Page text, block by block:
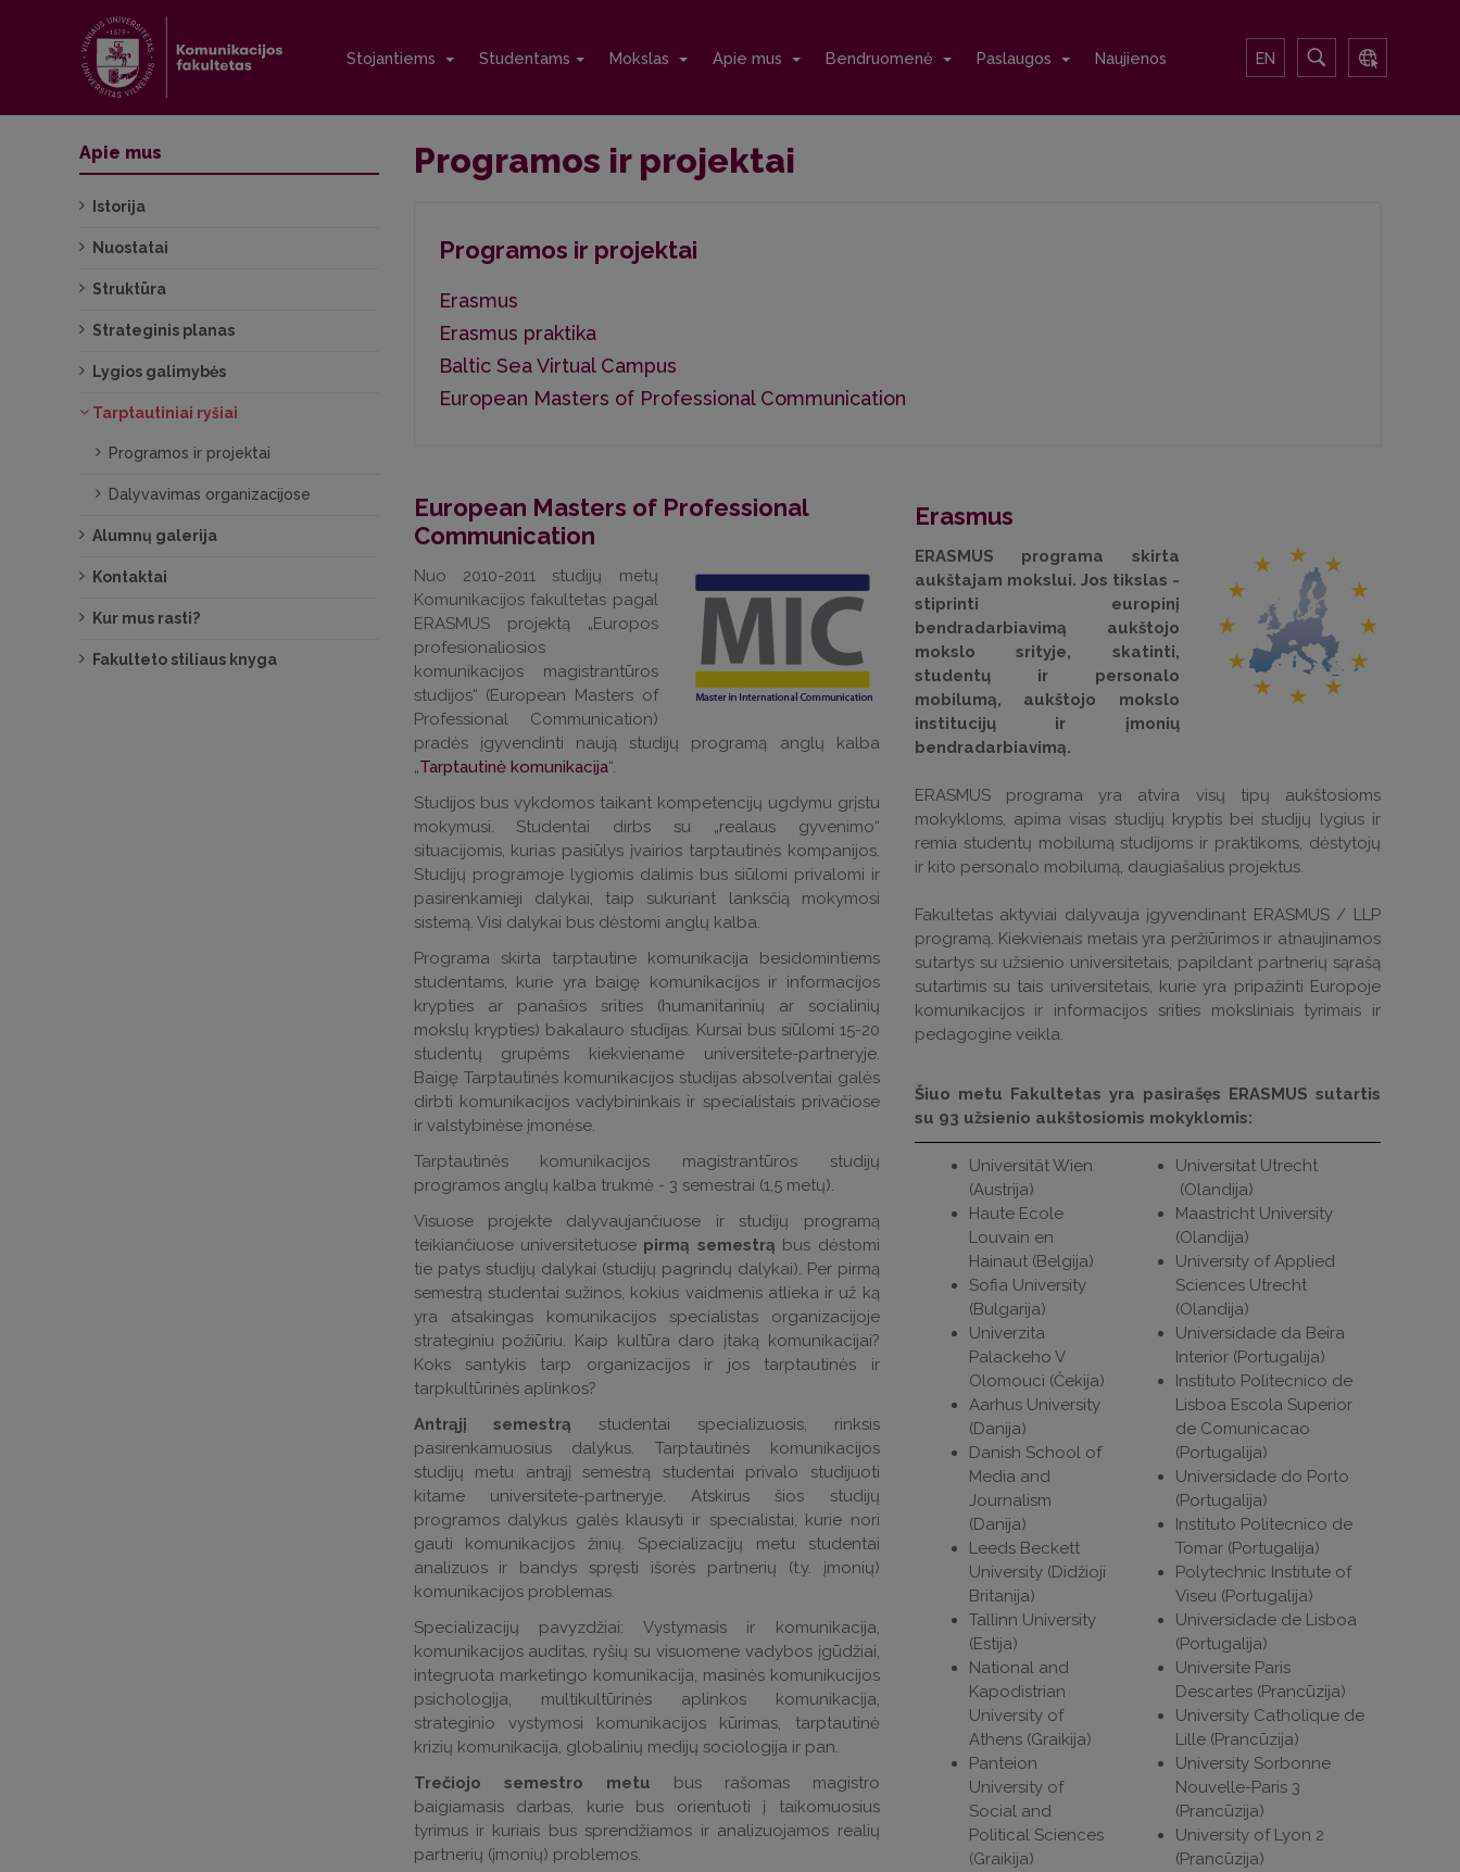
Stojantiems Studentams Mokslas Apie mus Bendruomenė Paslaugos Naujienos EN
Programos ir projektai
Programos ir projektai
Erasmus
Erasmus praktika
Baltic Sea Virtual Campus
European Masters of Professional Communication
European Masters of Professional
Communication
Nuo 2010-2011 studijų metų
Komunikacijos fakultetas pagal
ERASMUS projektą „Europos
profesionaliosios
komunikacijos magistrantūros
studijos“ (European Masters of
Professional Communication)
pradės įgyvendinti naują studijų programą anglų kalba
„Tarptautinė komunikacija“.
Studijos bus vykdomos taikant kompetencijų ugdymu grįstu
mokymusi. Studentai dirbs su „realaus gyvenimo“
situacijomis, kurias pasiūlys įvairios tarptautinės kompanijos.
Studijų programoje lygiomis dalimis bus siūlomi privalomi ir
pasirenkamieji dalykai, taip sukuriant lanksčią mokymosi
sistemą. Visi dalykai bus dėstomi anglų kalba.
Programa skirta tarptautine komunikacija besidomintiems
studentams, kurie yra baigę komunikacijos ir informacijos
krypties ar panašios srities (humanitarinių ar socialinių
mokslų krypties) bakalauro studijas. Kursai bus siūlomi 15-20
studentų grupėms kiekviename universitete-partneryje.
Baigę Tarptautinės komunikacijos studijas absolventai galės
dirbti komunikacijos vadybininkais ir specialistais privačiose
ir valstybinėse įmonėse.
Tarptautinės komunikacijos magistrantūros studijų
programos anglų kalba trukmė - 3 semestrai (1,5 metų).
Visuose projekte dalyvaujančiuose ir studijų programą
teikiančiuose universitetuose pirmą semestrą bus dėstomi
tie patys studijų dalykai (studijų pagrindų dalykai). Per pirmą
semestrą studentai sužinos, kokius vaidmenis atlieka ir už ką
yra atsakingas komunikacijos specialistas organizacijoje
strateginiu požiūriu. Kaip kultūra daro įtaką komunikacijai?
Koks santykis tarp organizacijos ir jos tarptautinės ir
tarpkultūrinės aplinkos?
Antrąjį semestrąstudentai specializuosis, rinksis
pasirenkamuosius dalykus. Tarptautinės komunikacijos
studijų metu antrąjį semestrą studentai privalo studijuoti
kitame universitete-partneryje. Atskirus šios studijų
programos dalykus galės klausyti ir specialistai, kurie nori
gauti komunikacijos žinių. Specializacijų metu studentai
analizuos ir bandys spręsti išorės partnerių (t.y. įmonių)
komunikacijos problemas.
Specializacijų pavyzdžiai: Vystymasis ir komunikacija,
komunikacijos auditas, ryšių su visuomene vadybos įgūdžiai,
integruota marketingo komunikacija, masinės komunikucijos
psichologija, multikultūrinės aplinkos komunikacija,
strateginio vystymosi komunikacijos kūrimas, tarptautinė
krizių komunikacija, globalinių medijų sociologija ir pan.
Trečiojo semestro metu bus rašomas magistro
baigiamasis darbas, kurie bus orientuoti į taikomuosius
tyrimus ir kuriais bus sprendžiamos ir analizuojamos realių
partnerių (įmonių) problemos.
Erasmus
ERASMUS programa skirta
aukštajam mokslui. Jos tikslas -
stiprinti europinį
bendradarbiavimą aukštojo
mokslo srityje, skatinti,
studentų ir personalo
mobilumą, aukštojo mokslo
institucijų ir įmonių
bendradarbiavimą.
ERASMUS programa yra atvira visų tipų aukštosioms
mokykloms, apima visas studijų kryptis bei studijų lygius ir
remia studentų mobilumą studijoms ir praktikoms, dėstytojų
ir kito personalo mobilumą, daugiašalius projektus.
Fakultetas aktyviai dalyvauja įgyvendinant ERASMUS / LLP
programą. Kiekvienais metais yra peržiūrimos ir atnaujinamos
sutartys su užsienio universitetais, papildant partnerių sąrašą
sutartimis su tais universitetais, kurie yra pripažinti Europoje
komunikacijos ir informacijos srities moksliniais tyrimais ir
pedagogine veikla.
Šiuo metu Fakultetas yra pasirašęs ERASMUS sutartis
su 93 užsienio aukštosiomis mokyklomis:
Universität Wien
(Austrija)
Haute Ecole
Louvain en
Hainaut (Belgija)
Sofia University
(Bulgarija)
Univerzita
Palackeho V
Olomouci (Čekija)
Aarhus University
(Danija)
Danish School of
Media and
Journalism
(Danija)
Leeds Beckett
University (Didžioji
Britanija)
Tallinn University
(Estija)
National and
Kapodistrian
University of
Athens (Graikija)
Panteion
University of
Social and
Political Sciences
(Graikija)
Universitat Utrecht
(Olandija)
Maastricht University
(Olandija)
University of Applied
Sciences Utrecht
(Olandija)
Universidade da Beira
Interior (Portugalija)
Instituto Politecnico de
Lisboa Escola Superior
de Comunicacao
(Portugalija)
Universidade do Porto
(Portugalija)
Instituto Politecnico de
Tomar (Portugalija)
Polytechnic Institute of
Viseu (Portugalija)
Universidade de Lisboa
(Portugalija)
Universite Paris
Descartes (Prancūzija)
University Catholique de
Lille (Prancūzija)
University Sorbonne
Nouvelle-Paris 3
(Prancūzija)
University of Lyon 2
(Prancūzija)
Apie mus
Istorija
Nuostatai
Struktūra
Strateginis planas
Lygios galimybės
Tarptautiniai ryšiai
Programos ir projektai
Dalyvavimas organizacijose
Alumnų galerija
Kontaktai
Kur mus rasti?
Fakulteto stiliaus knyga